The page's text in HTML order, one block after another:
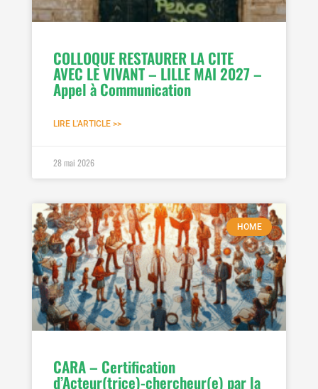
COLLOQUE RESTAURER LA CITE
AVEC LE VIVANT – LILLE MAI 2027 –
Appel à Communication
LIRE L'ARTICLE >>
28 mai 2026
HOME
CARA – Certification
d’Acteur(trice)-chercheur(e) par la